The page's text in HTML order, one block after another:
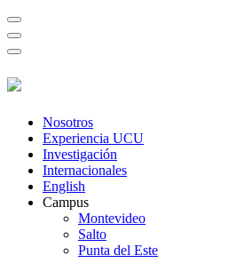
Nosotros
Experiencia UCU
Investigación
Internacionales
English
Campus
Montevideo
Salto
Punta del Este